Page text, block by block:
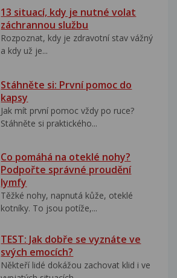
13 situací, kdy je nutné volat
záchrannou službu
Rozpoznat, kdy je zdravotní stav vážný
a kdy už je...
Stáhněte si: První pomoc do
kapsy
Jak mít první pomoc vždy po ruce?
Stáhněte si praktického...
Co pomáhá na oteklé nohy?
Podpořte správné proudění
lymfy
Těžké nohy, napnutá kůže, oteklé
kotníky. To jsou potíže,...
TEST: Jak dobře se vyznáte ve
svých emocích?
Někteří lidé dokážou zachovat klid i ve